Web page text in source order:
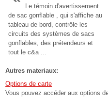
Le témoin d'avertissement
de sac gonflable , qui s'affiche au
tableau de bord, contrôle les
circuits des systèmes de sacs
gonflables, des prétendeurs et
tout le c&a ...
Autres materiaux:
Options de carte
Vous pouvez accéder aux options